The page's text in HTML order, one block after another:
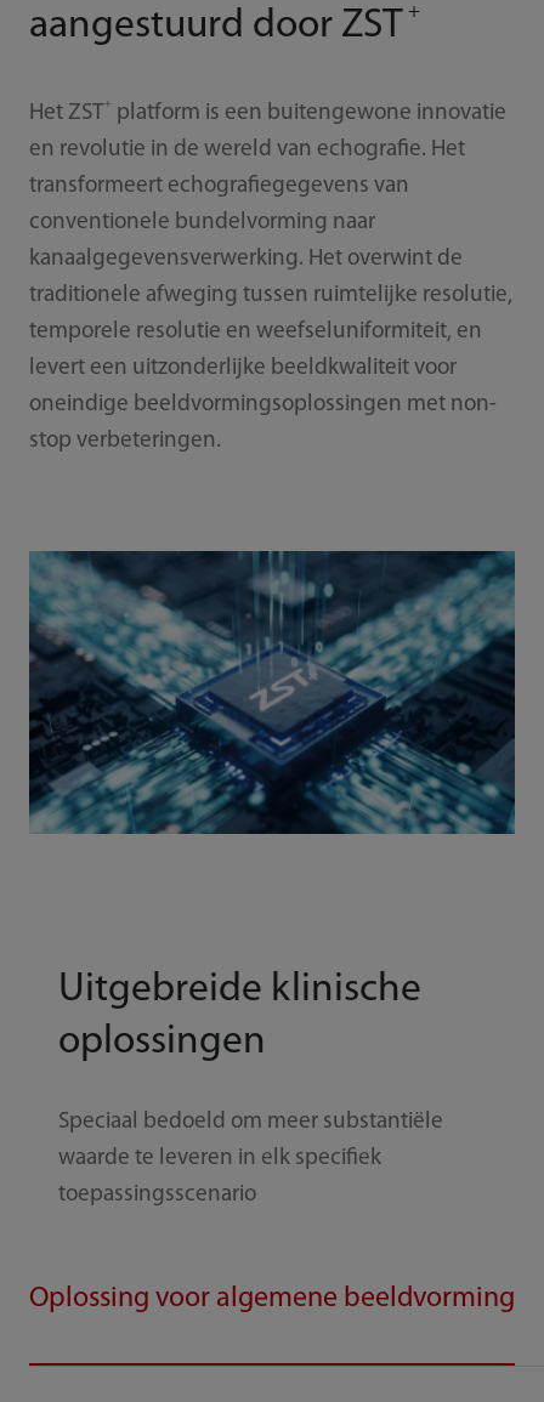
aangestuurd door ZST+
Het ZST+
platform is een buitengewone innovatie
en revolutie in de wereld van echografie. Het
transformeert echografiegegevens van
conventionele bundelvorming naar
kanaalgegevensverwerking. Het overwint de
traditionele afweging tussen ruimtelijke resolutie,
temporele resolutie en weefseluniformiteit, en
levert een uitzonderlijke beeldkwaliteit voor
oneindige beeldvormingsoplossingen met non-
stop verbeteringen.
Uitgebreide klinische
oplossingen
Speciaal bedoeld om meer substantiële
waarde te leveren in elk specifiek
toepassingsscenario
Oplossing voor algemene beeldvorming